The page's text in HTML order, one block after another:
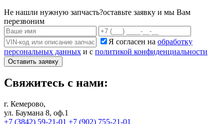
Не нашли нужную запчасть?оставьте заявку и мы Вам
перезвоним
Я согласен на обработку
персональных данных и с политикой конфиденциальности
Оставить заявку
Свяжитесь с нами:
г. Кемерово,
ул. Баумана 8, оф.1
+7 (3842) 59-21-01 +7 (902) 755-21-01